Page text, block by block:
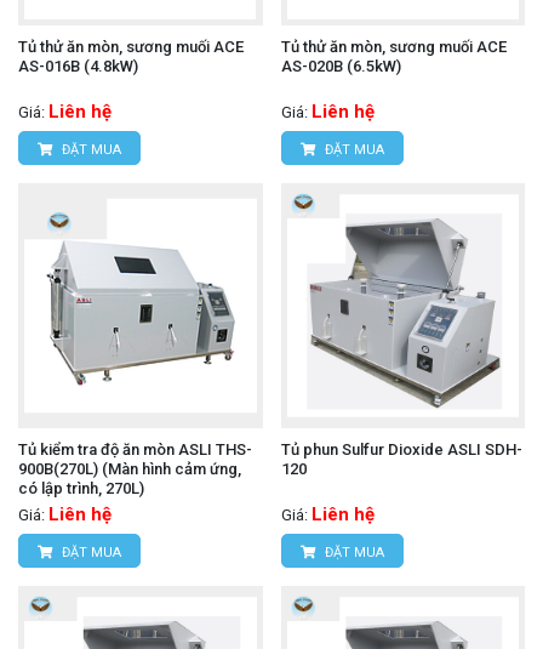
Tủ thử ăn mòn, sương muối ACE
AS-016B (4.8kW)
Giá: Liên hệ
ĐẶT MUA
Tủ thử ăn mòn, sương muối ACE
AS-020B (6.5kW)
Giá: Liên hệ
ĐẶT MUA
Tủ kiểm tra độ ăn mòn ASLI THS-
900B(270L) (Màn hình cảm ứng,
có lập trình, 270L)
Giá: Liên hệ
ĐẶT MUA
Tủ phun Sulfur Dioxide ASLI SDH-
120
Giá: Liên hệ
ĐẶT MUA